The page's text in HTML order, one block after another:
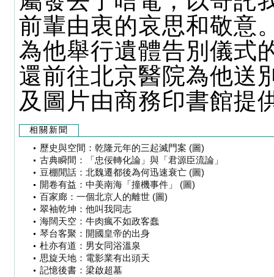
前輩由衷的哀思和敬意
為他舉行遺體告別儀式
還前往北京醫院為他送
及圖片由商務印書館提
相關新聞
歷史與空間：乾隆元年的三起滅門案 (圖)
古典瞬間：「忠佞轉化論」與「君源臣流論」
豆棚閒話：北魏遷都後為何迅速衰亡 (圖)
開卷有益：中美南海「撞機事件」 (圖)
百家廊：一個北京人的離世 (圖)
翠袖乾坤：他叫我同志
海闊天空：牛肉瘋不如政客蠢
琴台客聚：開國皇帝的出身
杜亦有道：男女同浴溫泉
思旋天地：電影業有出頭天
記憶後書：梁啟超墓